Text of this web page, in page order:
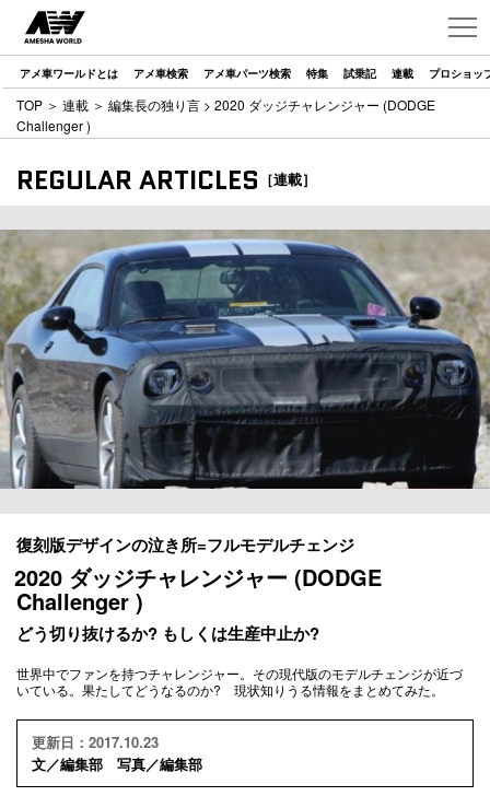
アメ車ワールドとは アメ車検索 アメ車パーツ検索 特集 試乗記 連載 プロショッ
TOP ＞ 連載 ＞ 編集長の独り言 > 2020 ダッジチャレンジャー (DODGE
Challenger )
REGULAR ARTICLES ［連載］
復刻版デザインの泣き所=フルモデルチェンジ
2020 ダッジチャレンジャー (DODGE
Challenger )
どう切り抜けるか? もしくは生産中止か?
世界中でファンを持つチャレンジャー。その現代版のモデルチェンジが近づ
いている。果たしてどうなるのか? 現状知りうる情報をまとめてみた。
更新日：2017.10.23
文／編集部 写真／編集部